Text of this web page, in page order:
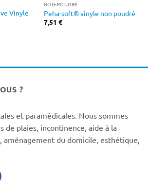
Vinyle
NON-POUDRÉ
Peha-soft® vinyle non poudré
7,51 €
?
et paramédicales. Nous sommes
de plaies, incontinence, aide à la
du domicile, esthétique,